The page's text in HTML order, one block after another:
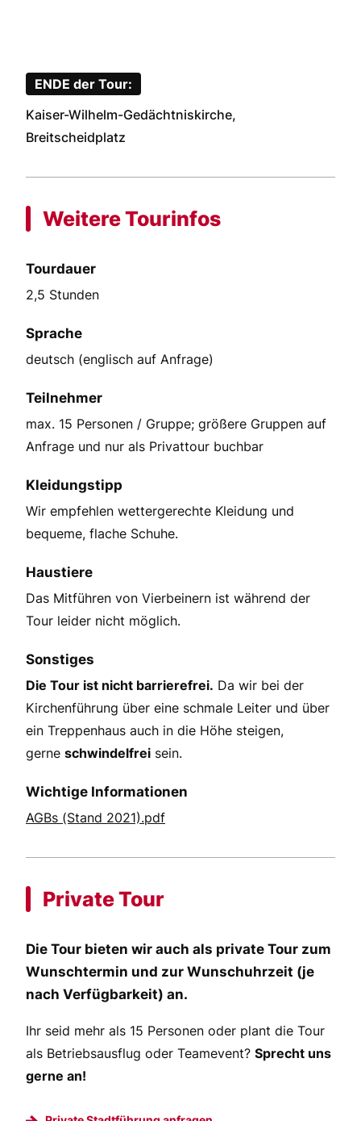
ENDE der Tour:
Kaiser-Wilhelm-Gedächtniskirche,
Breitscheidplatz
Weitere Tourinfos
Tourdauer
2,5 Stunden
Sprache
deutsch (englisch auf Anfrage)
Teilnehmer
max. 15 Personen / Gruppe; größere Gruppen auf
Anfrage und nur als Privattour buchbar
Kleidungstipp
Wir empfehlen wettergerechte Kleidung und
bequeme, flache Schuhe.
Haustiere
Das Mitführen von Vierbeinern ist während der
Tour leider nicht möglich.
Sonstiges
Die Tour ist nicht barrierefrei. Da wir bei der
Kirchenführung über eine schmale Leiter und über
ein Treppenhaus auch in die Höhe steigen,
gerne schwindelfrei sein.
Wichtige Informationen
AGBs (Stand 2021).pdf
Private Tour
Die Tour bieten wir auch als private Tour zum
Wunschtermin und zur Wunschuhrzeit (je
nach Verfügbarkeit) an.
Ihr seid mehr als 15 Personen oder plant die Tour
als Betriebsausflug oder Teamevent? Sprecht uns
gerne an!